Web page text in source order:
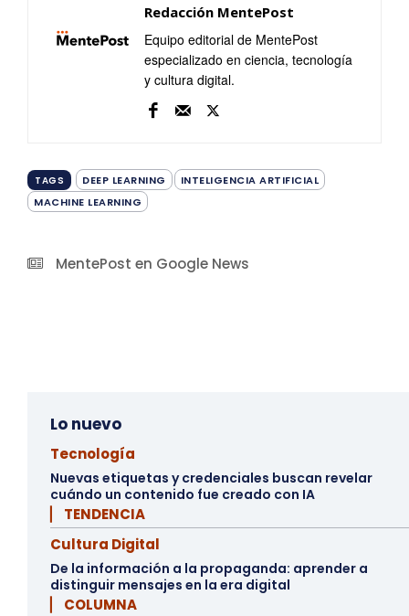
Redacción MentePost
Equipo editorial de MentePost
especializado en ciencia, tecnología
y cultura digital.
TAGS DEEP LEARNING
INTELIGENCIA ARTIFICIAL
MACHINE LEARNING
MentePost en Google News
Lo nuevo
Tecnología
Nuevas etiquetas y credenciales buscan revelar
cuándo un contenido fue creado con IA
▏ TENDENCIA
Cultura Digital
De la información a la propaganda: aprender a
distinguir mensajes en la era digital
▏ COLUMNA